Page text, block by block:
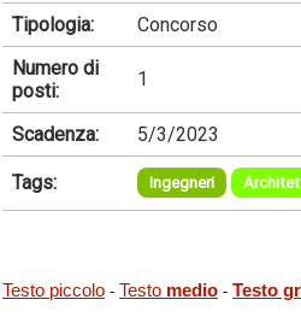
Tipologia:
Concorso
Numero di
posti:
1
Scadenza: 5/3/2023
Tags: Ingegneri
Testo piccolo - Testo medio - Testo